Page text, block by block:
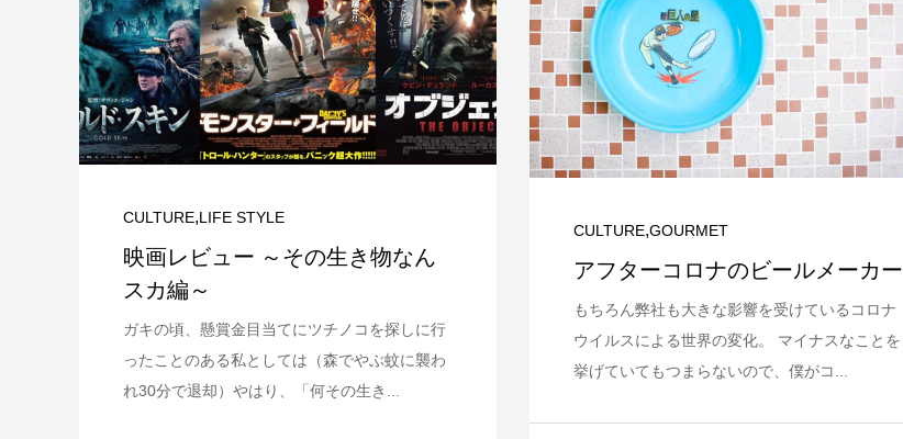
CULTURE,LIFE STYLE
映画レビュー ～その生き物なん
スカ編～
ガキの頃、懸賞金目当てにツチノコを探しに行
ったことのある私としては（森でやぶ蚊に襲わ
れ30分で退却）やはり、「何その生き...
CULTURE,GOURMET
アフターコロナのビールメーカー
もちろん弊社も大きな影響を受けているコロナ
ウイルスによる世界の変化。 マイナスなことを
挙げていてもつまらないので、僕がコ...